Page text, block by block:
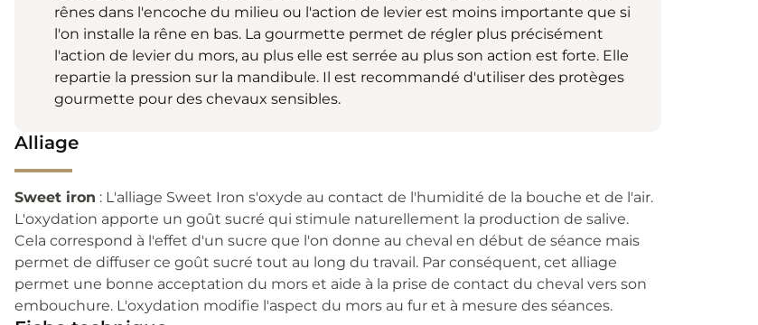
rênes dans l'encoche du milieu ou l'action de levier est moins importante que si
l'on installe la rêne en bas. La gourmette permet de régler plus précisément
l'action de levier du mors, au plus elle est serrée au plus son action est forte. Elle
repartie la pression sur la mandibule. Il est recommandé d'utiliser des protèges
gourmette pour des chevaux sensibles.
Alliage
Sweet iron : L'alliage Sweet Iron s'oxyde au contact de l'humidité de la bouche et de l'air.
L'oxydation apporte un goût sucré qui stimule naturellement la production de salive.
Cela correspond à l'effet d'un sucre que l'on donne au cheval en début de séance mais
permet de diffuser ce goût sucré tout au long du travail. Par conséquent, cet alliage
permet une bonne acceptation du mors et aide à la prise de contact du cheval vers son
embouchure. L'oxydation modifie l'aspect du mors au fur et à mesure des séances.